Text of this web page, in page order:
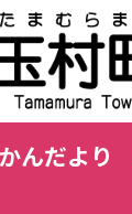
んだより